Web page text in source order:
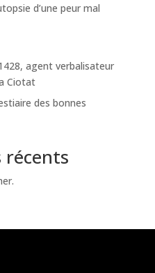
d’une peur mal
agent verbalisateur
Ciotat
des bonnes